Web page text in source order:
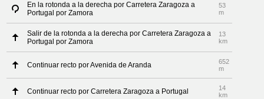
En la rotonda a la derecha por Carretera Zaragoza a
Portugal por Zamora
53
m
Salir de la rotonda a la derecha por Carretera Zaragoza a
Portugal por Zamora
13
km
Continuar recto por Avenida de Aranda
652
m
Continuar recto por Carretera Zaragoza a Portugal
14
km